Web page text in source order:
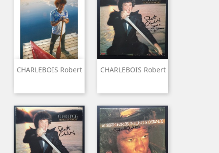
CHARLEBOIS Robert CHARLEBOIS Robert